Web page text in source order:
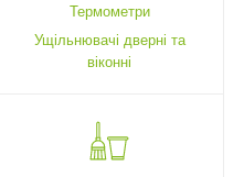
Термометри
Ущільнювачі дверні та
віконні